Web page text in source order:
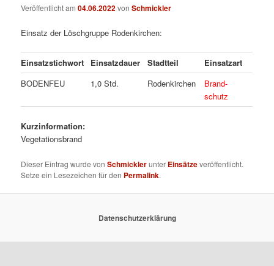
Veröffentlicht am04.06.2022vonSchmickler
Einsatz der Löschgruppe Rodenkirchen:
Einsatzstichwort Einsatzdauer Stadtteil
Einsatzart
BODENFEU
1,0 Std. Rodenkirchen
Brand-
schutz
Kurzinformation:
Vegetationsbrand
Dieser Eintrag wurde vonSchmicklerunter Einsätzeveröffentlicht.
Setze ein Lesezeichen für den Permalink.
Datenschutzerklärung